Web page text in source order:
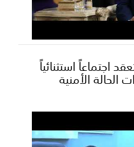
اجتماعاً استثنائياً
الأمنية